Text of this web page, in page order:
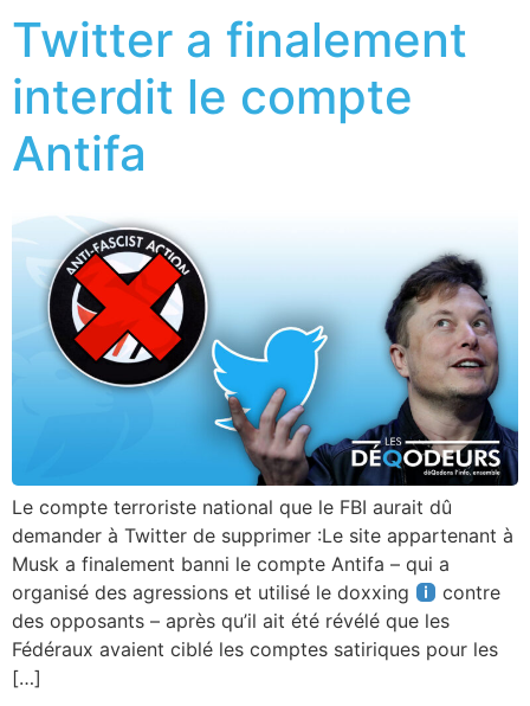
Twitter a finalement
interdit le compte
Antifa
Le compte terroriste national que le FBI aurait dû
demander à Twitter de supprimer :Le site appartenant à
Musk a finalement banni le compte Antifa – qui a
organisé des agressions et utilisé le doxxing
contre
des opposants – après qu’il ait été révélé que les
Fédéraux avaient ciblé les comptes satiriques pour les
[…]